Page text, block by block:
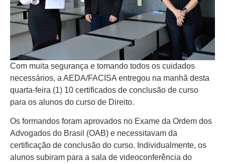
Com muita segurança e tomando todos os cuidados
necessários, a AEDA/FACISA entregou na manhã desta
quarta-feira (1) 10 certificados de conclusão de curso
para os alunos do curso de Direito.
Os formandos foram aprovados no Exame da Ordem dos
Advogados do Brasil (OAB) e necessitavam da
certificação de conclusão do curso. Individualmente, os
alunos subiram para a sala de videoconferência do